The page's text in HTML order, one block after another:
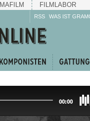
MAFILM FILMLABOR
RSS WAS IST
00:00